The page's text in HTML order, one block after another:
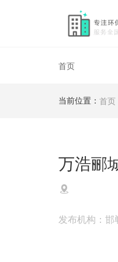
首页
邯郸装修服务
邯郸装修案例与设计
当前位置： 首页
万浩郦
发布机构：邯